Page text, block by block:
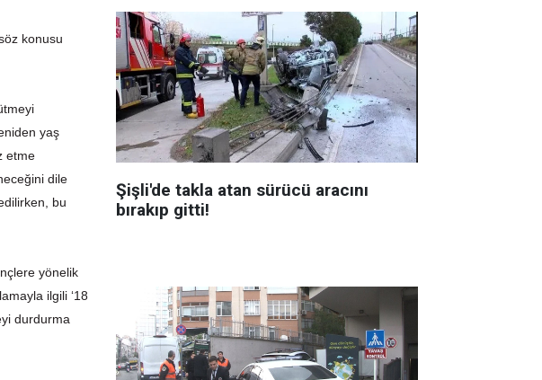
konusu
yaş
etme
dile
bu
yönelik
ilgili ‘18
durdurma
Şişli'de takla atan sürücü aracını
bırakıp gitti!